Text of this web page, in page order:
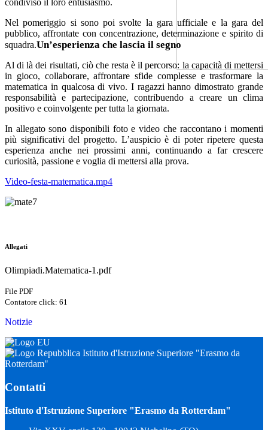
condiviso il loro entusiasmo.
Nel pomeriggio si sono poi svolte la gara ufficiale e la gara del
pubblico, affrontate con concentrazione, determinazione e spirito di
squadra.Un’esperienza che lascia il segno
Al di là dei risultati, ciò che resta è il percorso: la capacità di mettersi
in gioco, collaborare, affrontare sfide complesse e trasformare la
matematica in qualcosa di vivo. I ragazzi hanno dimostrato grande
responsabilità e partecipazione, contribuendo a creare un clima
positivo e coinvolgente per tutta la giornata.
In allegato sono disponibili foto e video che raccontano i momenti
più significativi del progetto. L’auspicio è di poter ripetere questa
esperienza anche nei prossimi anni, continuando a far crescere
curiosità, passione e voglia di mettersi alla prova.
Video-festa-matematica.mp4
Allegati
Olimpiadi.Matematica-1.pdf
File PDF
Contatore click: 61
Notizie
Istituto d'Istruzione Superiore "Erasmo da
Rotterdam"
Contatti
Istituto d'Istruzione Superiore "Erasmo da Rotterdam"